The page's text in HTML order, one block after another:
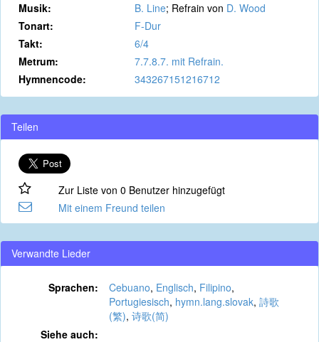
Musik:
B. Line; Refrain von D. Wood
Tonart:
F-Dur
Takt:
6/4
Metrum:
7.7.8.7. mit Refrain.
Hymnencode:
343267151216712
Teilen
Zur Liste von 0 Benutzer hinzugefügt
Mit einem Freund teilen
Verwandte Lieder
Sprachen: Cebuano, Englisch, Filipino,
Portugiesisch, hymn.lang.slovak, 詩歌
(繁), 诗歌(简)
Siehe auch: